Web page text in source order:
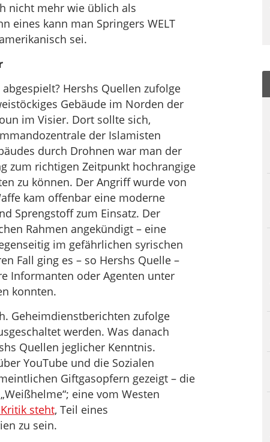
nicht mehr wie üblich als
eines kann man Springers WELT
sei.
Hershs Quellen zufolge
Gebäude im Norden der
im Visier. Dort sollte sich,
der Islamisten
durch Drohnen war man der
zum richtigen Zeitpunkt hochrangige
zu können. Der Angriff wurde von
kam offenbar eine moderne
Sprengstoff zum Einsatz. Der
Rahmen angekündigt – eine
im gefährlichen syrischen
Fall ging es – so Hershs Quelle –
Informanten oder Agenten unter
konnten.
Geheimdienstberichten zufolge
werden. Was danach
Quellen jeglicher Kenntnis.
YouTube und die Sozialen
Giftgasopfern gezeigt – die
eine vom Westen
steht, Teil eines
zu sein.